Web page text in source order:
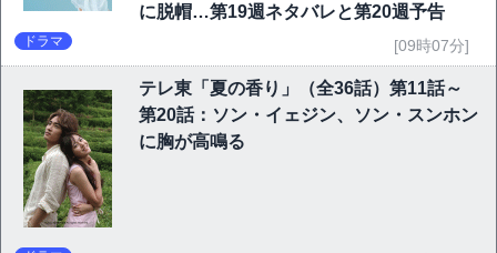
に脱帽…第19週ネタバレと第20週予告
ドラマ [09時07分]
テレ東「夏の香り」（全36話）第11話～
第20話：ソン・イェジン、ソン・スンホン
に胸が高鳴る